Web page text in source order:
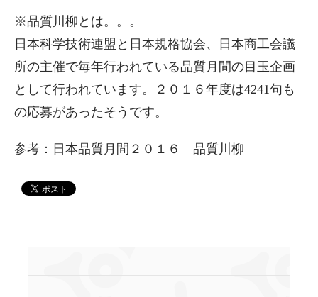
※品質川柳とは。。。
日本科学技術連盟と日本規格協会、日本商工会議
所の主催で毎年行われている品質月間の目玉企画
として行われています。２０１６年度は4241句も
の応募があったそうです。
参考：日本品質月間２０１６ 品質川柳